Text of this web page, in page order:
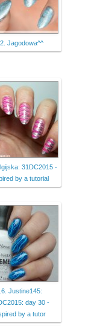
Jagodowa^^
31DC2015 -
by a tutorial
Justine145:
day 30 -
by a tutor